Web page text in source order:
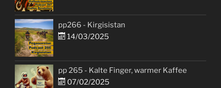
pp266 - Kirgisistan
14/03/2025
pp 265 - Kalte Finger, warmer Kaffee
07/02/2025